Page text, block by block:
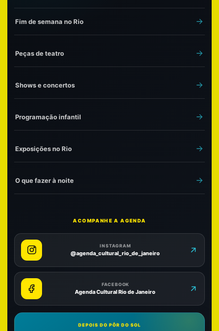
Fim de semana no Rio
Peças de teatro
Shows e concertos
Programação infantil
Exposições no Rio
O que fazer à noite
ACOMPANHE A AGENDA
INSTAGRAM
@agenda_cultural_rio_de_janeiro
FACEBOOK
Agenda Cultural Rio de Janeiro
DEPOIS DO PÔR DO SOL